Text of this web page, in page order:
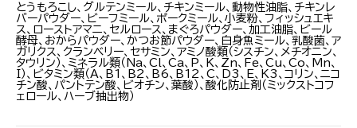
とうもろこし、グルテンミール、チキンミール、動物性油脂、チキンレ
バーパウダー、ビーフミール、ポークミール、小麦粉、フィッシュエキ
ス、ローストアマニ、セルロース、まぐろパウダー、加工油脂、ビール
酵母、おからパウダー、かつお節パウダー、白身魚ミール、乳酸菌、ア
ガリクス、クランベリー、セサミン、アミノ酸類（シスチン、メチオニン、
タウリン）、ミネラル類（Na、Cl、Ca、P、K、Zn、Fe、Cu、Co、Mn、
I）、ビタミン類（A、B1、B2、B6、B12、C、D3、E、K3、コリン、ニコ
チン酸、パントテン酸、ビオチン、葉酸）、酸化防止剤（ミックストコフ
ェロール、ハーブ抽出物）